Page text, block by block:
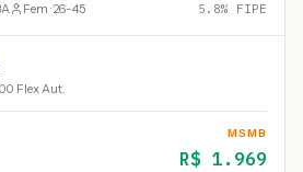
Fem · 26-45 5.8% FIPE
Flex Aut.
MSMB
R$ 1.969